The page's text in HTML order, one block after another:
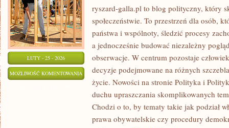
LUTY - 25 - 2026
MOŻLIWOŚĆ KOMENTOWANIA POLITYKA
MIĘDZYNARODOWA
ryszard-galla.pl to blog polityczny, który
społeczeństwie. To przestrzeń dla osób,
państwa i wspólnoty, śledzić procesy
a jednocześnie budować niezależny
obserwacje. W centrum pozostaje
decyzje podejmowane na różnych
życie. Nowości na stronie Polityka i
duchu upraszczania skomplikowanych
Chodzi o to, by tematy takie jak podział
prawa obywatelskie czy procedury